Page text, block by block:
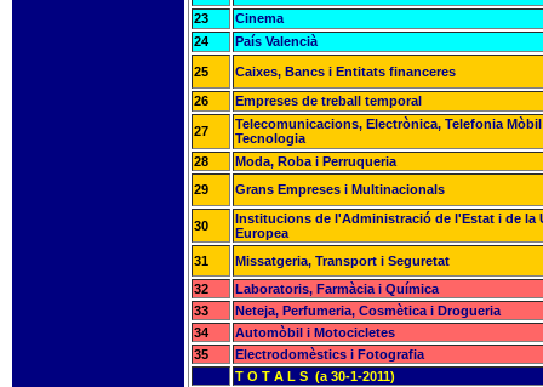
23
Cinema
24
País Valencià
25
Caixes, Bancs i Entitats financeres
26
Empreses de treball temporal
27
Telecomunicacions, Electrònica, Telefonia
Tecnologia
28
Moda, Roba i Perruqueria
29
Grans Empreses i Multinacionals
30
Institucions de l'Administració de l'Estat i de la
Europea
31
Missatgeria, Transport i Seguretat
32
Laboratoris, Farmàcia i Química
33
Neteja, Perfumeria, Cosmètica i Drogueria
34
Automòbil i Motocicletes
35
Electrodomèstics i Fotografia
T O T A L S (a 30-1-2011)